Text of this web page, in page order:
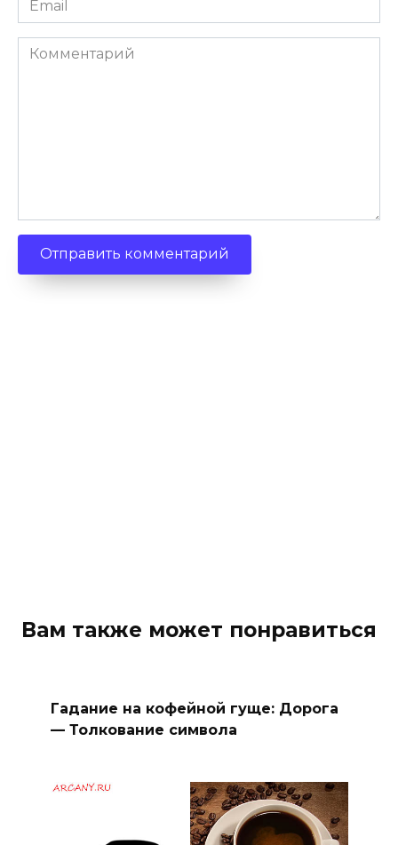
*
Комментарий
Вам также может понравиться
Гадание на кофейной гуще: Дорога
— Толкование символа